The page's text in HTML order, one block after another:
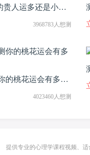
贵人运多还是小人
3968783人想测
的桃花运会有多旺
4023460人想测
提供专业的心理学课程视频、适